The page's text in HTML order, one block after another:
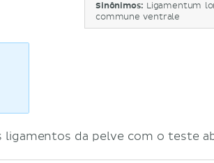
Sinônimos: Ligamentum
commune ventrale
da pelve com o teste